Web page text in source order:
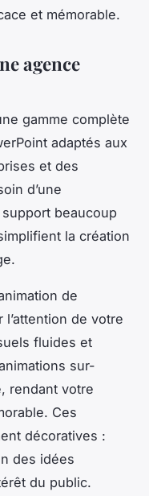
et mémorable.
agence
gamme complète
adaptés aux
et des
d’une
beaucoup
la création
de
de votre
fluides et
sur-
rendant votre
Ces
décoratives :
des idées
du public.